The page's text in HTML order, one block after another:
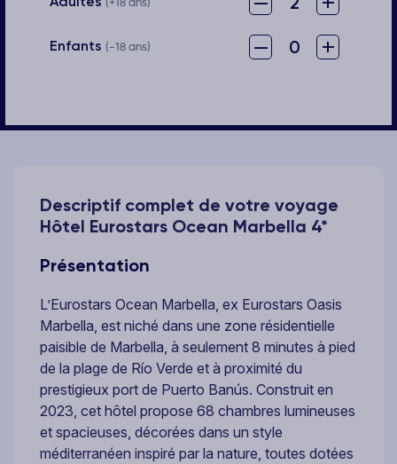
Enfants (-18 ans) – 0 +
Descriptif complet de votre voyage
Hôtel Eurostars Ocean Marbella 4*
Présentation
L’Eurostars Ocean Marbella, ex Eurostars Oasis
Marbella, est niché dans une zone résidentielle
paisible de Marbella, à seulement 8 minutes à pied
de la plage de Río Verde et à proximité du
prestigieux port de Puerto Banús. Construit en
2023, cet hôtel propose 68 chambres lumineuses
et spacieuses, décorées dans un style
méditerranéen inspiré par la nature, toutes dotées